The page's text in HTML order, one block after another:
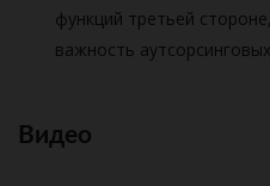
функций третьей
важность
Видео